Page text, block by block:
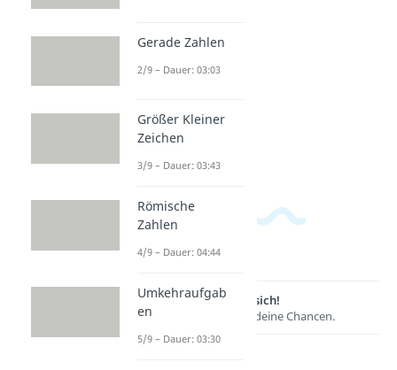
Lernen lohnt sich!
Entdecke hier deine Chancen.
Gerade Zahlen
2/9 – Dauer: 03:03
Größer Kleiner
Zeichen
3/9 – Dauer: 03:43
Römische
Zahlen
4/9 – Dauer: 04:44
Umkehraufgab
en
5/9 – Dauer: 03:30